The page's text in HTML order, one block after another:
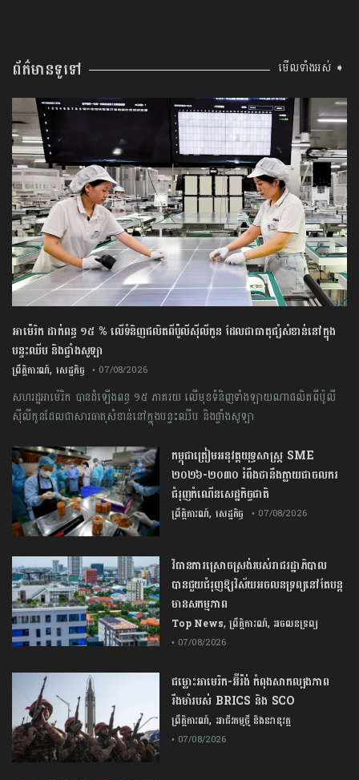
ព័ត៌មានទូទៅ មើលទាំងអស់ ➧
អាម៉េរិក ដាក់ពន្ធ ១៥ % លើទំនិញផលិតពីប៉ូលីស៊ីលីកូន ដែលជាធាតុផ្សំសំខាន់នៅក្នុង
បន្ទះឈីប និងផ្ទាំងសូឡា
ព្រឹត្តិការណ៍, សេដ្ឋកិច្ច • 07/08/2026
សហរដ្ឋអាម៉េរិក បានដំឡើងពន្ធ ១៥ ភាគរយ លើមុខទំនិញទាំងឡាយណាផលិតពីប៉ូលី
ស៊ីលីកូនដែលជាសារធាតុសំខាន់នៅក្នុងបន្ទះឈីប និងផ្ទាំងសូឡា
កម្ពុជា​ត្រៀមអនុវត្ត​យុទ្ធសាស្ត្រ​ ​SME​ ​
២០២៦​-​២០៣០​ រំពឹងថានឹងក្លាយ​ជា​ចលករ​
ជំរុញ​កំណើន​សេដ្ឋកិច្ច​ជាតិ​
ព្រឹត្តិការណ៍, សេដ្ឋកិច្ច • 07/08/2026
វិធានការស្រោចស្រង់របស់រាជរដ្ឋាភិបាល​
បាន​ជួយ​ជំរុញឱ្យវិស័យ​អចលនទ្រព្យនៅតែបន្ត​
មានសកម្មភាព
Top News,ព្រឹត្តិការណ៍, អចលនទ្រព្យ
• 07/08/2026
ជម្លោះ​អាមេរិក​-​អ៊ីរ៉ង់​ ​កំពុង​សាកល្បង​ភាព​
រឹងមាំ​របស់​ ​BRICS​ ​និង​ ​SCO​
ព្រឹត្តិការណ៍, អាជីវកម្មថ្មី និងនវានុវត្ត
• 07/08/2026